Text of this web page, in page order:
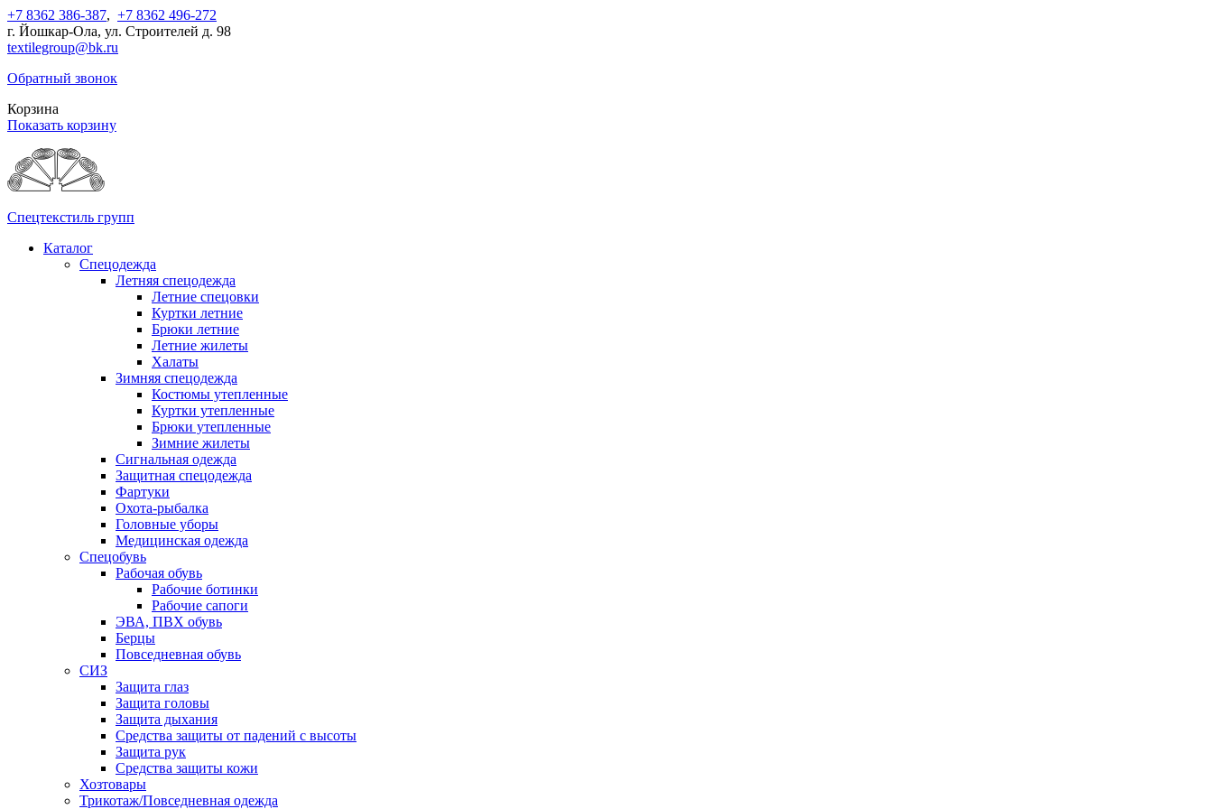
+7 8362 386-387, +7 8362 496-272
г. Йошкар-Ола, ул. Строителей д. 98
textilegroup@bk.ru
Обратный звонок
Корзина
Показать корзину
Спецтекстиль групп
Каталог
Спецодежда
Летняя спецодежда
Летние спецовки
Куртки летние
Брюки летние
Летние жилеты
Халаты
Зимняя спецодежда
Костюмы утепленные
Куртки утепленные
Брюки утепленные
Зимние жилеты
Сигнальная одежда
Защитная спецодежда
Фартуки
Охота-рыбалка
Головные уборы
Медицинская одежда
Спецобувь
Рабочая обувь
Рабочие ботинки
Рабочие сапоги
ЭВА, ПВХ обувь
Берцы
Повседневная обувь
СИЗ
Защита глаз
Защита головы
Защита дыхания
Средства защиты от падений с высоты
Защита рук
Средства защиты кожи
Хозтовары
Трикотаж/Повседневная одежда